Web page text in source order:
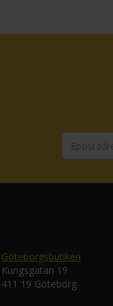
Göteborgsbutiken
Kungsgatan 19
411 19 Göteborg